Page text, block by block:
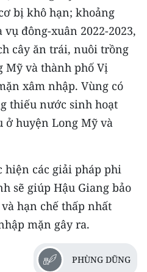
bị khô hạn; khoảng
vụ đông-xuân 2022-2023,
cây ăn trái, nuôi trồng
Mỹ và thành phố Vị
xâm nhập. Vùng có
thiếu nước sinh hoạt
ở huyện Long Mỹ và
hiện các giải pháp phi
sẽ giúp Hậu Giang bảo
hạn chế thấp nhất
mặn gây ra.
PHÙNG DŨNG